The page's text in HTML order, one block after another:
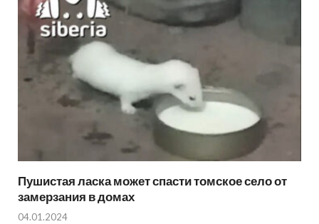
Пушистая ласка может спасти томское село от
замерзания в домах
04.01.2024